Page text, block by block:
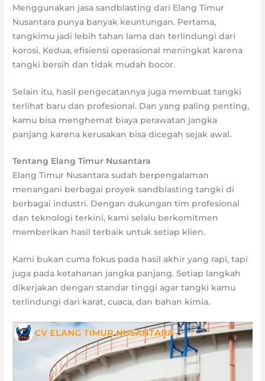
Menggunakan jasa sandblasting dari Elang Timur
Nusantara punya banyak keuntungan. Pertama,
tangkimu jadi lebih tahan lama dan terlindungi dari
korosi. Kedua, efisiensi operasional meningkat karena
tangki bersih dan tidak mudah bocor.
Selain itu, hasil pengecatannya juga membuat tangki
terlihat baru dan profesional. Dan yang paling penting,
kamu bisa menghemat biaya perawatan jangka
panjang karena kerusakan bisa dicegah sejak awal.
Tentang Elang Timur Nusantara
Elang Timur Nusantara sudah berpengalaman
menangani berbagai proyek sandblasting tangki di
berbagai industri. Dengan dukungan tim profesional
dan teknologi terkini, kami selalu berkomitmen
memberikan hasil terbaik untuk setiap klien.
Kami bukan cuma fokus pada hasil akhir yang rapi, tapi
juga pada ketahanan jangka panjang. Setiap langkah
dikerjakan dengan standar tinggi agar tangki kamu
terlindungi dari karat, cuaca, dan bahan kimia.